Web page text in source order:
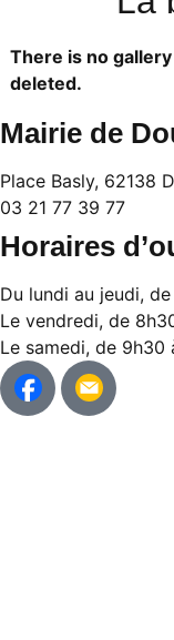
There is no
deleted.
Mairie de
Place Basly, 62138
03 21 77 39 77
Horaires
Du lundi au jeudi,
Le vendredi, de
Le samedi, de 9h30